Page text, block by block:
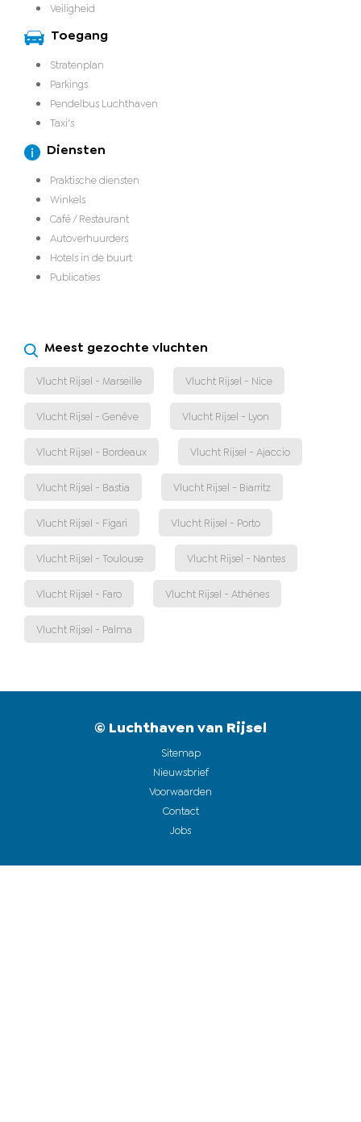
Veiligheid
Toegang
Stratenplan
Parkings
Pendelbus Luchthaven
Taxi's
Diensten
Praktische diensten
Winkels
Café / Restaurant
Autoverhuurders
Hotels in de buurt
Publicaties
Meest gezochte vluchten
Vlucht Rijsel - Marseille Vlucht Rijsel - Nice
Vlucht Rijsel - Genève Vlucht Rijsel - Lyon
Vlucht Rijsel - Bordeaux Vlucht Rijsel - Ajaccio
Vlucht Rijsel - Bastia Vlucht Rijsel - Biarritz
Vlucht Rijsel - Figari Vlucht Rijsel - Porto
Vlucht Rijsel - Toulouse Vlucht Rijsel - Nantes
Vlucht Rijsel - Faro Vlucht Rijsel - Athènes
Vlucht Rijsel - Palma
© Luchthaven van Rijsel
Sitemap
Nieuwsbrief
Voorwaarden
Contact
Jobs